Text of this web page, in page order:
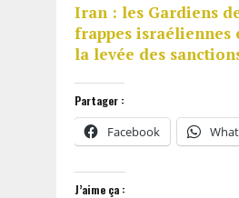
Iran : les Gardiens
frappes israéliennes
la levée des
Partager :
Facebook
J’aime ça :